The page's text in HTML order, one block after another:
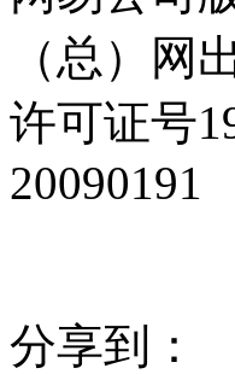
（总）
许可证号
20090191
分享到：